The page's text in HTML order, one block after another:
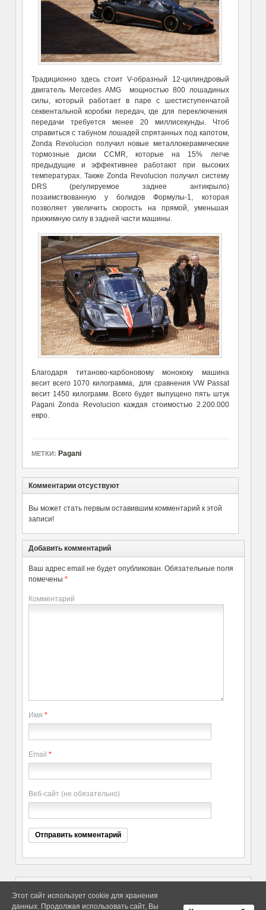
Традиционно здесь стоит V-образный 12-цилиндровый
двигатель Mercedes AMG мощностью 800 лошадиных
силы, который работает в паре с шестиступенчатой
секвентальной коробки передач, где для переключения
передачи требуется менее 20 миллисекунды. Чтоб
справиться с табуном лошадей спрятанных под капотом,
Zonda Revolucion получил новые металлокерамические
тормозные диски CCMR, которые на 15% легче
предыдущие и эффективнее работают при высоких
температурах. Также Zonda Revolucion получил систему
DRS (регулируемое заднее антикрыло)
позаимствованную у болидов Формулы-1, которая
позволяет увеличить скорость на прямой, уменьшая
прижимную силу в задней части машины.
Благодаря титаново-карбоновому монококу машина
весит всего 1070 килограмма, для сравнения VW Passat
весит 1450 килограмм. Всего будет выпущено пять штук
Pagani Zonda Revolucion каждая стоимостью 2.200.000
евро.
МЕТКИ: Pagani
Комментарии отсуствуют
Вы может стать первым оставившим комментарий к этой
записи!
Добавить комментарий
Ваш адрес email не будет опубликован. Обязательные поля
помечены *
Комментарий
Имя *
Email *
Веб-сайт (не обязательно)
Об Arras WordPress Theme
Copyright elitethings. All Rights
Этот сайт использует cookie для хранения
данных. Продолжая использовать сайт, Вы